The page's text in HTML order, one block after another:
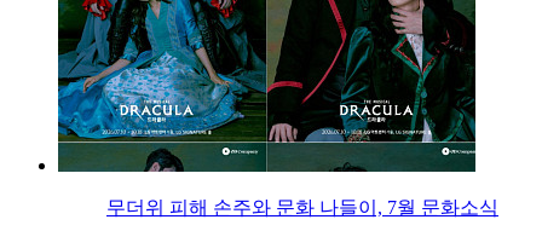
무더위 피해 손주와 문화 나들이, 7월 문화소식